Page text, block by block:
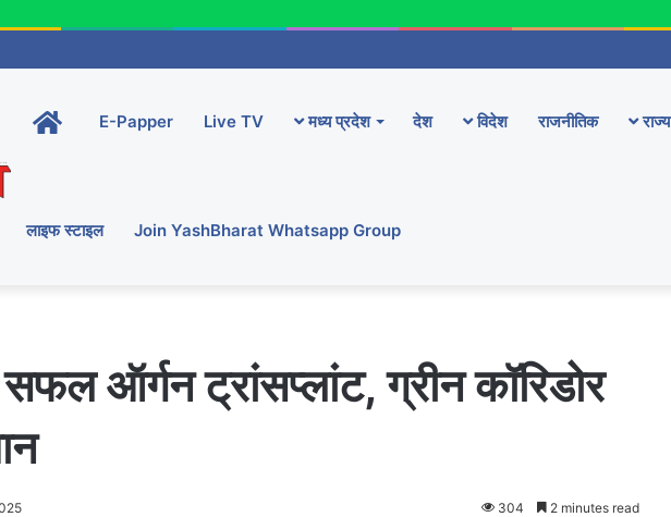
Home-
main
E-Papper Live TV मध्य प्रदेश देश विदेश राजनीतिक राज्य
लाइफ स्टाइल Join YashBharat Whatsapp Group
ऑर्गन ट्रांसप्लांट, ग्रीन कॉरिडोर
304 2 minutes read